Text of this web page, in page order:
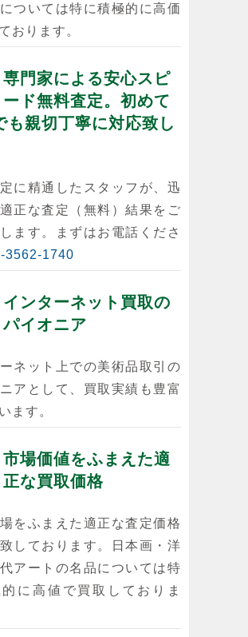
ついては特に積極的に高価
おります。
専門家による安心スピ
ード無料査定。初めて
も親切丁寧に対応致し
に精通したスタッフが、迅
正な査定（無料）結果をご
ます。まずはお電話くださ
3562-1740
インターネット買取の
パイオニア
ネット上での美術品取引の
アとして、買取実績も豊富
ます。
市場価値をふまえた適
正な買取価格
をふまえた適正な査定価格
しております。日本画・洋
アートの名品については特
に高値で買取しておりま